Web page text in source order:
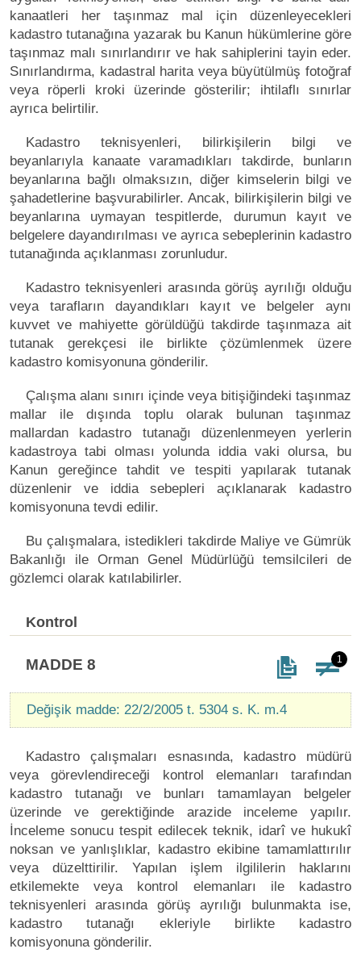
kanaatleri her taşınmaz mal için düzenleyecekleri
kadastro tutanağına yazarak bu Kanun hükümlerine göre
taşınmaz malı sınırlandırır ve hak sahiplerini tayin eder.
Sınırlandırma, kadastral harita veya büyütülmüş fotoğraf
veya röperli kroki üzerinde gösterilir; ihtilaflı sınırlar
ayrıca belirtilir.
Kadastro teknisyenleri, bilirkişilerin bilgi ve
beyanlarıyla kanaate varamadıkları takdirde, bunların
beyanlarına bağlı olmaksızın, diğer kimselerin bilgi ve
şahadetlerine başvurabilirler. Ancak, bilirkişilerin bilgi ve
beyanlarına uymayan tespitlerde, durumun kayıt ve
belgelere dayandırılması ve ayrıca sebeplerinin kadastro
tutanağında açıklanması zorunludur.
Kadastro teknisyenleri arasında görüş ayrılığı olduğu
veya tarafların dayandıkları kayıt ve belgeler aynı
kuvvet ve mahiyette görüldüğü takdirde taşınmaza ait
tutanak gerekçesi ile birlikte çözümlenmek üzere
kadastro komisyonuna gönderilir.
Çalışma alanı sınırı içinde veya bitişiğindeki taşınmaz
mallar ile dışında toplu olarak bulunan taşınmaz
mallardan kadastro tutanağı düzenlenmeyen yerlerin
kadastroya tabi olması yolunda iddia vaki olursa, bu
Kanun gereğince tahdit ve tespiti yapılarak tutanak
düzenlenir ve iddia sebepleri açıklanarak kadastro
komisyonuna tevdi edilir.
Bu çalışmalara, istedikleri takdirde Maliye ve Gümrük
Bakanlığı ile Orman Genel Müdürlüğü temsilcileri de
gözlemci olarak katılabilirler.
Kontrol
MADDE 8 1
Değişik madde: 22/2/2005 t. 5304 s. K. m.4
Kadastro çalışmaları esnasında, kadastro müdürü
veya görevlendireceği kontrol elemanları tarafından
kadastro tutanağı ve bunları tamamlayan belgeler
üzerinde ve gerektiğinde arazide inceleme yapılır.
İnceleme sonucu tespit edilecek teknik, idarî ve hukukî
noksan ve yanlışlıklar, kadastro ekibine tamamlattırılır
veya düzelttirilir. Yapılan işlem ilgililerin haklarını
etkilemekte veya kontrol elemanları ile kadastro
teknisyenleri arasında görüş ayrılığı bulunmakta ise,
kadastro tutanağı ekleriyle birlikte kadastro
komisyonuna gönderilir.